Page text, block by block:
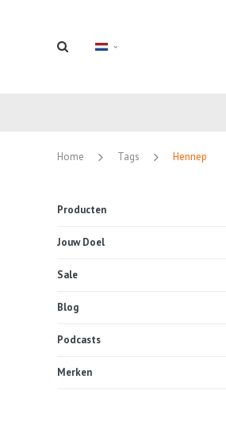
Home Tags Hennep
Producten
Jouw Doel
Sale
Blog
Podcasts
Merken